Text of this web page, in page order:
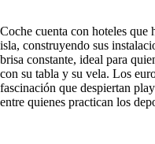
Coche cuenta con hoteles que
isla, construyendo sus
brisa constante, ideal para
con su tabla y su vela. Los
fascinación que despiertan
entre quienes practican los